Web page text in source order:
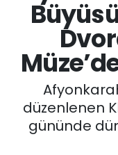
düzenlenen
gününde
GÜNCEL
SİYASET
EĞİTİM
Süper Lig
Tüm
Son Dakika